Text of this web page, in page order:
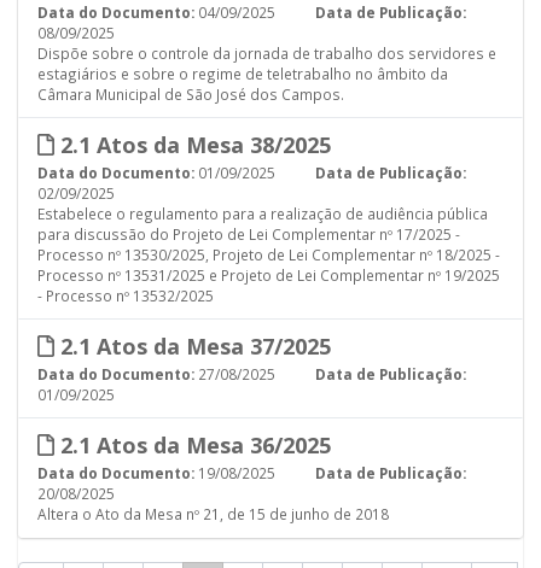
Data do Documento: 04/09/2025
Data de Publicação:
08/09/2025
Dispõe sobre o controle da jornada de trabalho dos servidores e
estagiários e sobre o regime de teletrabalho no âmbito da
Câmara Municipal de São José dos Campos.
2.1 Atos da Mesa 38/2025
Data do Documento: 01/09/2025
Data de Publicação:
02/09/2025
Estabelece o regulamento para a realização de audiência pública
para discussão do Projeto de Lei Complementar nº 17/2025 -
Processo nº 13530/2025, Projeto de Lei Complementar nº 18/2025 -
Processo nº 13531/2025 e Projeto de Lei Complementar nº 19/2025
- Processo nº 13532/2025
2.1 Atos da Mesa 37/2025
Data do Documento: 27/08/2025
Data de Publicação:
01/09/2025
2.1 Atos da Mesa 36/2025
Data do Documento: 19/08/2025
Data de Publicação:
20/08/2025
Altera o Ato da Mesa nº 21, de 15 de junho de 2018